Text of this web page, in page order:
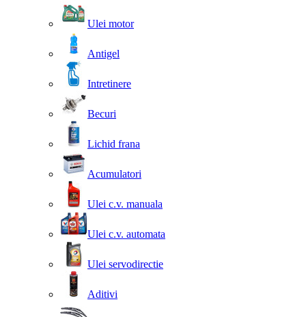
Ulei motor
Antigel
Intretinere
Becuri
Lichid frana
Acumulatori
Ulei c.v. manuala
Ulei c.v. automata
Ulei servodirectie
Aditivi